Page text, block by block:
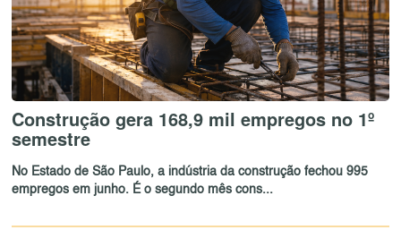
Construção gera 168,9 mil empregos no 1º
semestre
No Estado de São Paulo, a indústria da construção fechou 995
empregos em junho. É o segundo mês cons...